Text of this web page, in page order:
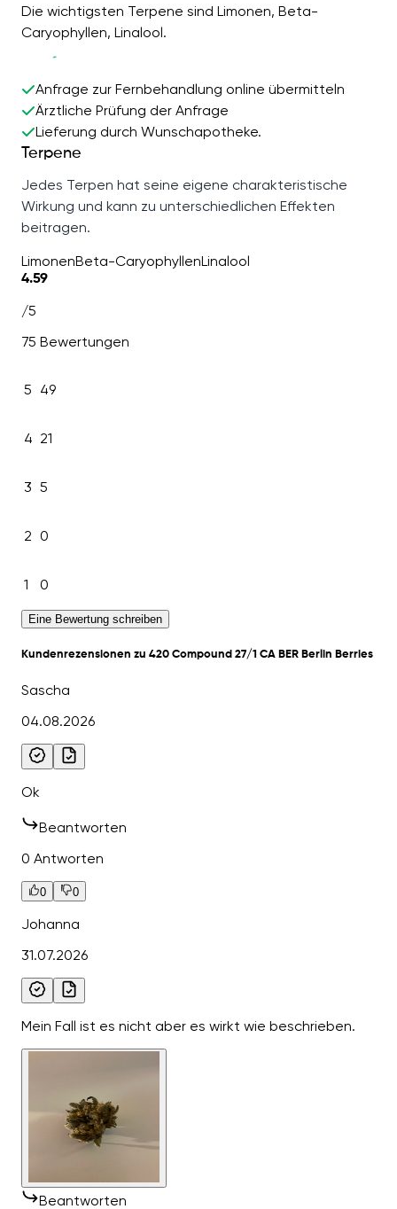
Die wichtigsten Terpene sind Limonen, Beta-
Caryophyllen, Linalool.
Anfrage zur Fernbehandlung online übermitteln
Ärztliche Prüfung der Anfrage
Lieferung durch Wunschapotheke.
Terpene
Jedes Terpen hat seine eigene charakteristische
Wirkung und kann zu unterschiedlichen Effekten
beitragen.
LimonenBeta-CaryophyllenLinalool
4.59
/5
75 Bewertungen
5 49
4 21
3 5
2 0
1 0
Eine Bewertung schreiben
Kundenrezensionen zu 420 Compound 27/1 CA BER Berlin Berries
Sascha
04.08.2026
Ok
Beantworten
0 Antworten
0 0
Johanna
31.07.2026
Mein Fall ist es nicht aber es wirkt wie beschrieben.
Beantworten